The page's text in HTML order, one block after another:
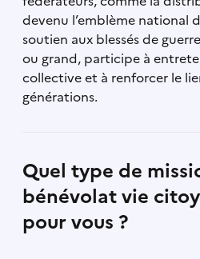
devenu l’emblème national
soutien aux blessés de
ou grand, participe à
collective et à renforcer le
générations.
Quel type de
bénévolat vie
pour vous ?